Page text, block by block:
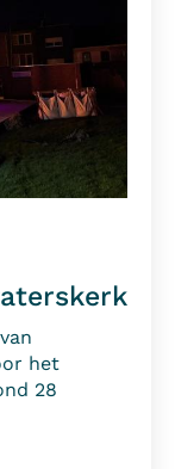
het
28